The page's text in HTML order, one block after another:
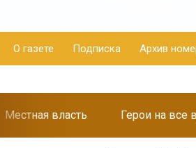
О газете Подписка Архив
Местная власть Герои на все